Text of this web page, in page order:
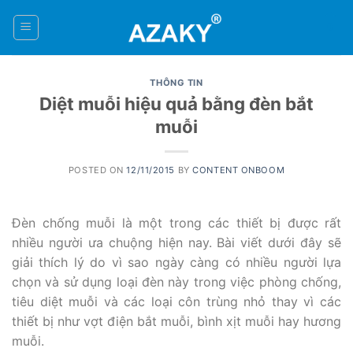
THÔNG TIN
Diệt muỗi hiệu quả bằng đèn bắt
muỗi
POSTED ON12/11/2015 BYCONTENT ONBOOM
Đèn chống muỗi là một trong các thiết bị được rất
nhiều người ưa chuộng hiện nay. Bài viết dưới đây sẽ
giải thích lý do vì sao ngày càng có nhiều người lựa
chọn và sử dụng loại đèn này trong việc phòng chống,
tiêu diệt muỗi và các loại côn trùng nhỏ thay vì các
thiết bị như vợt điện bắt muỗi, bình xịt muỗi hay hương
muỗi.